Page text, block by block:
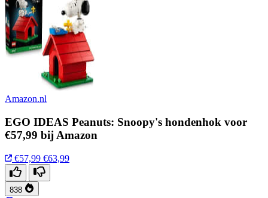
Amazon.nl
EGO IDEAS Peanuts: Snoopy's hondenhok voor
€57,99 bij Amazon
€57,99 €63,99
838